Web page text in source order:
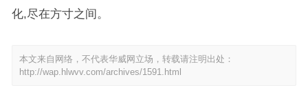
化,尽在方寸之间。
本文来自网络，不代表华威网立场，转载请注明出处：
http://wap.hlwvv.com/archives/1591.html